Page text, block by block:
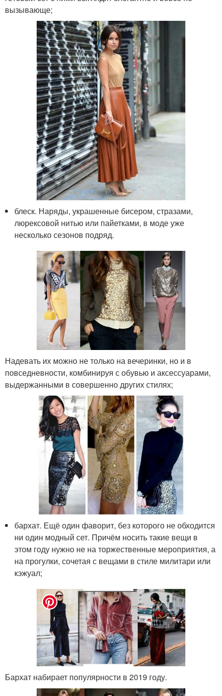
вызывающе;
блеск. Наряды, украшенные бисером, стразами,
люрексовой нитью или пайетками, в моде уже
несколько сезонов подряд.
Надевать их можно не только на вечеринки, но и в
повседневности, комбинируя с обувью и аксессуарами,
выдержанными в совершенно других стилях;
бархат. Ещё один фаворит, без которого не обходится
ни один модный сет. Причём носить такие вещи в
этом году нужно не на торжественные мероприятия, а
на прогулки, сочетая с вещами в стиле милитари или
кэжуал;
Бархат набирает популярности в 2019 году.